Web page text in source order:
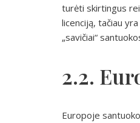
turėti skirtingus
licenciją, tačiau
„savičiai“
2.2.
Europoje